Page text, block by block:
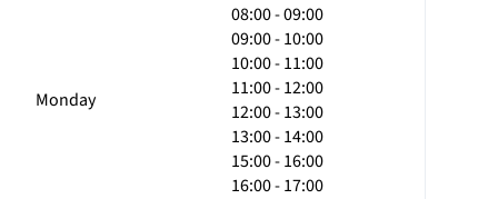
Monday
08:00 - 09:00
09:00 - 10:00
10:00 - 11:00
11:00 - 12:00
12:00 - 13:00
13:00 - 14:00
15:00 - 16:00
16:00 - 17:00